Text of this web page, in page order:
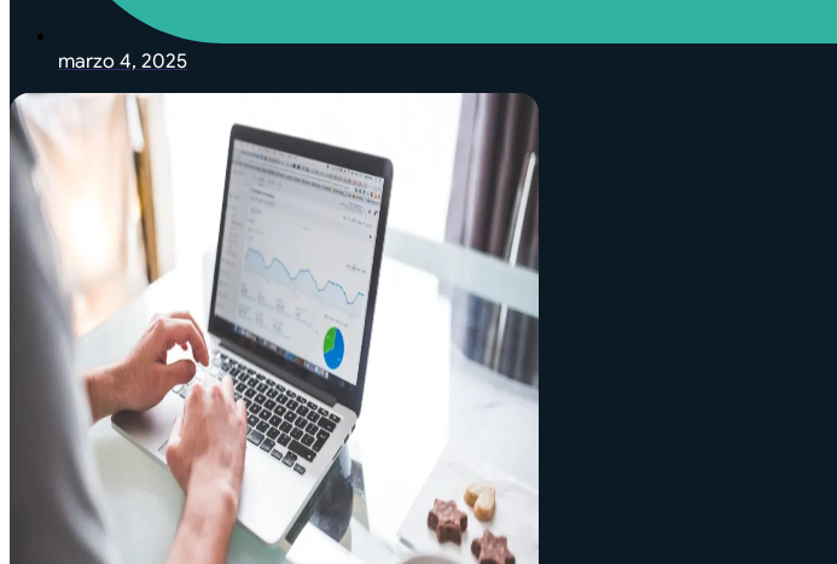
marzo 4, 2025